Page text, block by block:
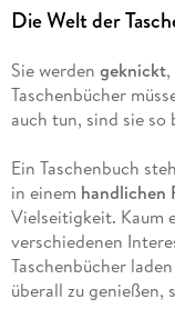
Die Welt der
Sie werden geknickt,
Taschenbücher
auch tun, sind sie so
Ein Taschenbuch
in einem handlichen
Vielseitigkeit. Kaum
verschiedenen
Taschenbücher
überall zu genießen,